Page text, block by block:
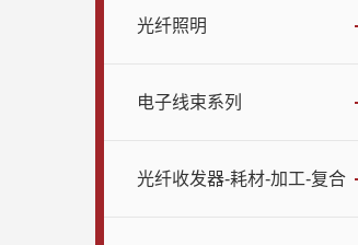
光纤照明
电子线束系列
光纤收发器-耗材-加工-复合